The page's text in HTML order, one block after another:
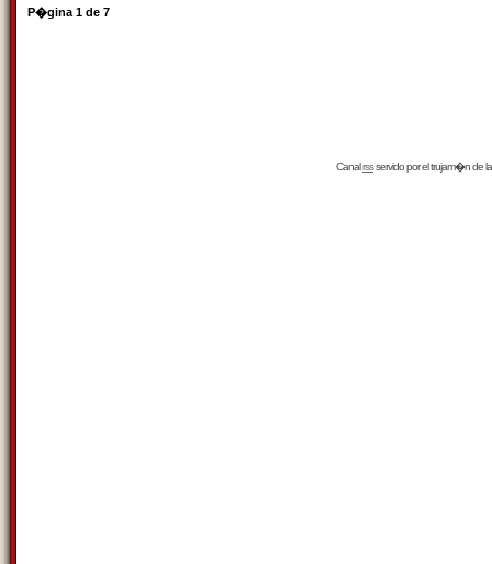
P�gina 1 de 7
Canalrssservido por eltrujam�nde